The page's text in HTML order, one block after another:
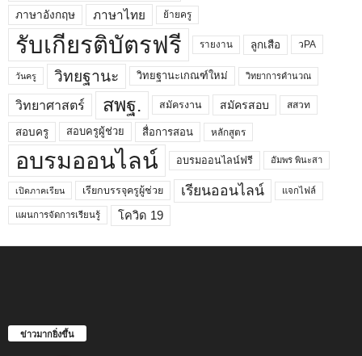
ภาษาอังกฤษ ภาษาไทย ย้ายครู
รับเกียรติบัตรฟรี รายงาน ลูกเสือ วPA
วันครู วิทยฐานะ วิทยฐานะเกณฑ์ใหม่ วิทยาการคำนวณ
วิทยาศาสตร์ สพฐ. สมัครงาน สมัครสอบ สสวท
สอบครู สอบครูผู้ช่วย สื่อการสอน หลักสูตร
อบรมออนไลน์ อบรมออนไลน์ฟรี อัมพร พินะสา
เปิดภาคเรียน เรียกบรรจุครูผู้ช่วย เรียนออนไลน์ แจกไฟล์
แผนการจัดการเรียนรู้ โควิด 19
ข่าวมากยิ่งขึ้น